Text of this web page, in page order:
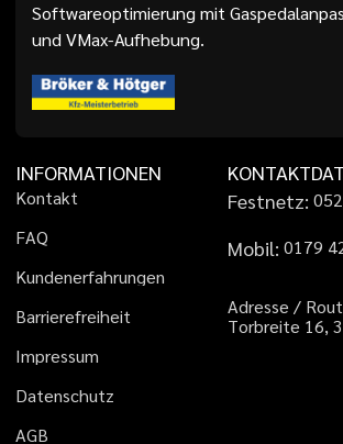
Softwareoptimierung mit
und VMax-Aufhebung.
INFORMATIONEN
Kontakt
FAQ
Kundenerfahrungen
Barrierefreiheit
Impressum
Datenschutz
AGB
Festnetz: 052
Mobil: 01 79 4
Adresse / Rout
Torbreite 16, 3